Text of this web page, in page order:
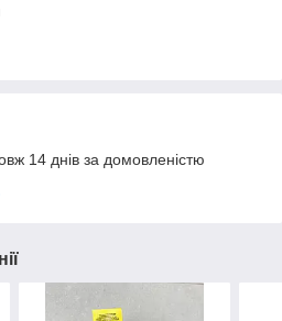
14 днів за домовленістю